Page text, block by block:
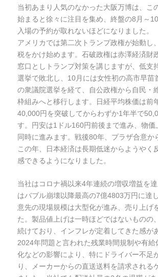
当初あまり人気のなかった大阪万博は、こ
始まると徐々に注目を集め、終盤の8月～
入場の予約が取れないほどになりました。
アメリカでは第二次トランプ政権が始動し
税をかけ始めます。石破政権は赤澤経済財
窓口としトランプ対策を講じますが、低支
選挙で敗北し、10月には女性初の高市早苗
の衆議院選挙を経て、自公政権から自民・
枠組みへと移行します。日経平均株価は前
40,000円を突破してからわずか1年半で
す。円安は1ドル160円前後まで進み、物価
同時に進みます。戦後80年、プラザ合意か
この年、日本経済は長期低迷からようやく
感できるようになりました。
当社はコロナ禍以来4年連続の増収増益を
はバブル崩壊以降最高の7億4803万円に達
意先の現場規模は大型化が進み、売り上げ
た。製品値上げは一時ほどではないものの
続けており、インフレが定着してきた感が
2024年問題と言われた残業時間規制や有給
化などの影響により、特にドライバー不足
り、メーカーからの直送送料を請求される